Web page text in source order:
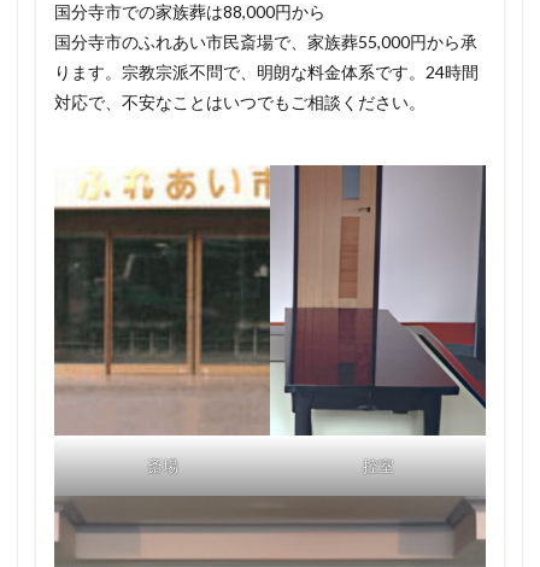
国分寺市での家族葬は88,000円から
国分寺市のふれあい市民斎場で、家族葬55,000円から承
ります。宗教宗派不問で、明朗な料金体系です。24時間
対応で、不安なことはいつでもご相談ください。
斎場 控室